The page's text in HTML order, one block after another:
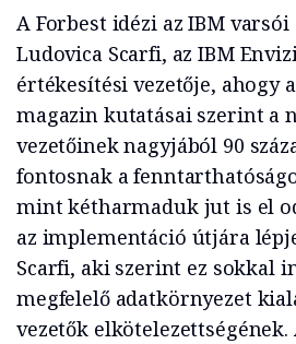
A Forbest idézi az IBM
Ludovica Scarfi, az IBM
értékesítési vezetője, ahogy
magazin kutatásai szerint a
vezetőinek nagyjából 90
fontosnak a
mint kétharmaduk jut is el
az implementáció útjára
Scarfi, aki szerint ez sokkal
megfelelő adatkörnyezet
vezetők